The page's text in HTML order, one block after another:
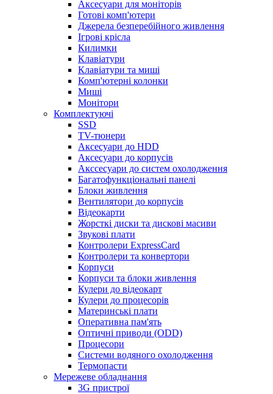
Аксесуари для моніторів
Готові комп'ютери
Джерела безперебійного живлення
Ігрові крісла
Килимки
Клавіатури
Клавіатури та миші
Комп'ютерні колонки
Миші
Монітори
Комплектуючi
SSD
TV-тюнери
Аксесуари до HDD
Аксесуари до корпусів
Акссесуари до систем охолодження
Багатофункціональні панелі
Блоки живлення
Вентилятори до корпусів
Відеокарти
Жорсткі диски та дискові масиви
Звукові плати
Контролери ExpressCard
Контролери та конвертори
Корпуси
Корпуси та блоки живлення
Кулери до відеокарт
Кулери до процесорів
Материнські плати
Оперативна пам'ять
Оптичні приводи (ODD)
Процесори
Системи водяного охолодження
Термопасти
Мережеве обладнання
3G пристрої